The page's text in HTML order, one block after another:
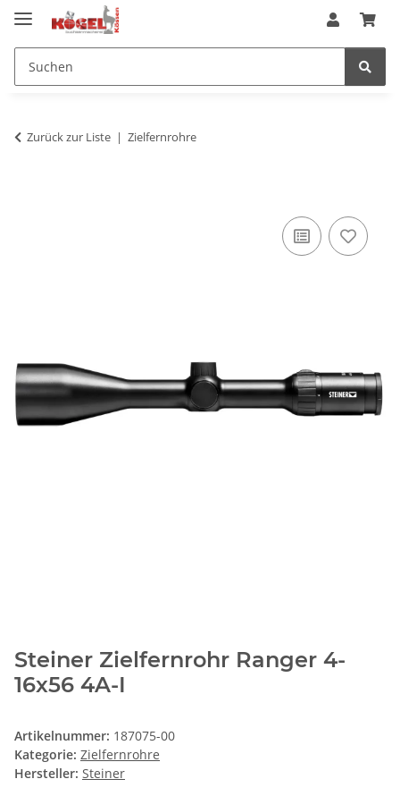
Zurück zur Liste Zielfernrohre
Steiner Zielfernrohr Ranger 4-
16x56 4A-I
Artikelnummer: 187075-00
Kategorie: Zielfernrohre
Hersteller: Steiner